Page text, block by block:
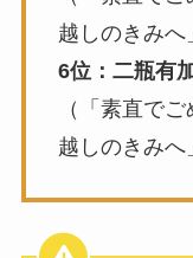
越しのきみへ
6位：二瓶有
（「素直で
越しのきみへ